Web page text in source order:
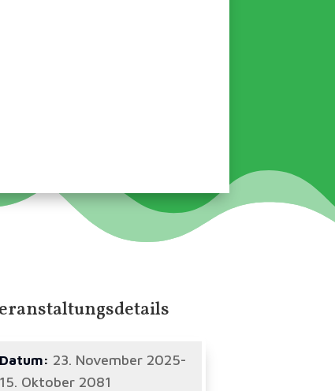
Datum: 23. November 2025-
15. Oktober 2081